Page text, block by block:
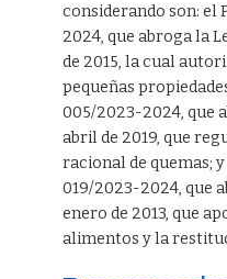
considerando son: el
2024, que abroga la
de 2015, la cual
pequeñas
005/2023-2024, que
abril de 2019, que
racional de quemas;
019/2023-2024, que
enero de 2013, que
alimentos y la